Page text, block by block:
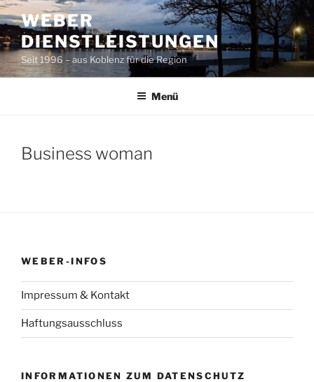
Zum
Inhalt
springen
WEBER
DIENSTLEISTUNGEN
Seit 1996 – aus Koblenz für die Region
Menü
Business woman
WEBER-INFOS
Impressum & Kontakt
Haftungsausschluss
INFORMATIONEN ZUM DATENSCHUTZ